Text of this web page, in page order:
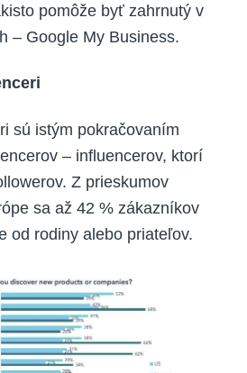
pomôže byť zahrnutý v
– Google My Business.
sú istým pokračovaním
– influencerov, ktorí
Z prieskumov
sa až 42 % zákazníkov
od rodiny alebo priateľov.